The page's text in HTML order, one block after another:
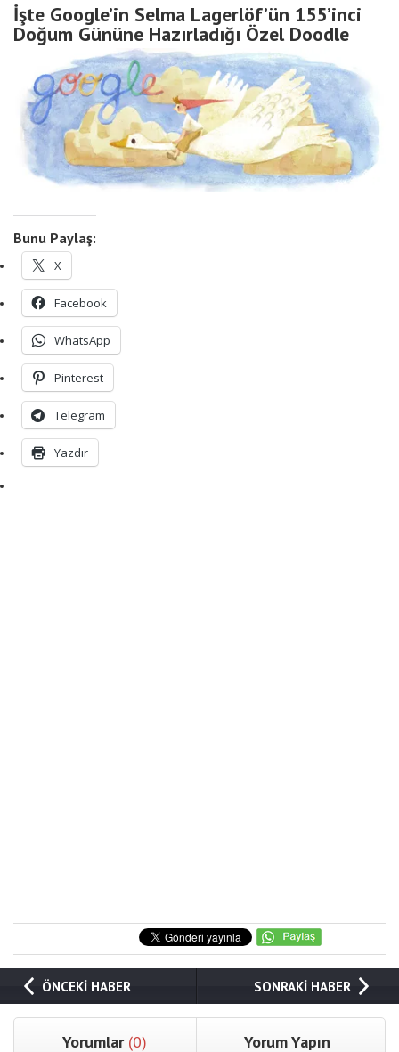
İşte Google’in Selma Lagerlöf’ün 155’inci
Doğum Gününe Hazırladığı Özel Doodle
Bunu Paylaş:
X
Facebook
WhatsApp
Pinterest
Telegram
Yazdır
ÖNCEKİ HABER SONRAKİ HABER
Yorumlar (0) Yorum Yapın